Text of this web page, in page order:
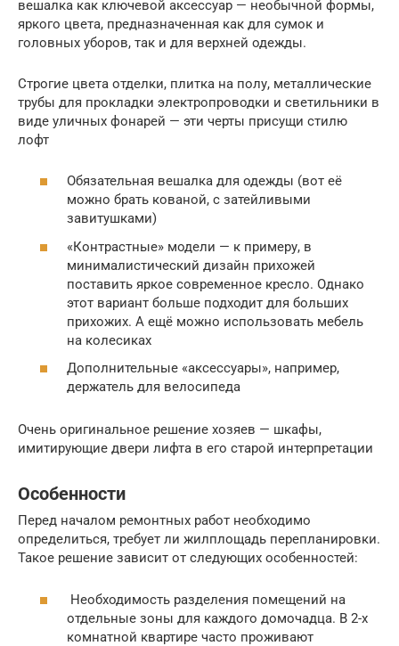
вешалка как ключевой аксессуар — необычной формы,
яркого цвета, предназначенная как для сумок и
головных уборов, так и для верхней одежды.
Строгие цвета отделки, плитка на полу, металлические
трубы для прокладки электропроводки и светильники в
виде уличных фонарей — эти черты присущи стилю
лофт
Обязательная вешалка для одежды (вот её
можно брать кованой, с затейливыми
завитушками)
«Контрастные» модели — к примеру, в
минималистический дизайн прихожей
поставить яркое современное кресло. Однако
этот вариант больше подходит для больших
прихожих. А ещё можно использовать мебель
на колесиках
Дополнительные «аксессуары», например,
держатель для велосипеда
Очень оригинальное решение хозяев — шкафы,
имитирующие двери лифта в его старой интерпретации
Особенности
Перед началом ремонтных работ необходимо
определиться, требует ли жилплощадь перепланировки.
Такое решение зависит от следующих особенностей:
Необходимость разделения помещений на
отдельные зоны для каждого домочадца. В 2-х
комнатной квартире часто проживают